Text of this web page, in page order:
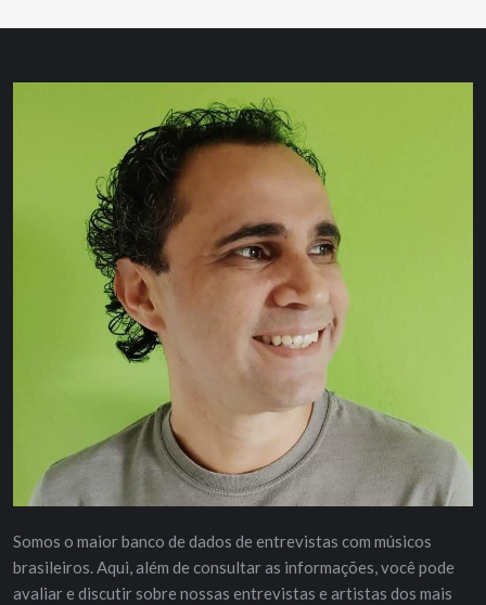
Somos o maior banco de dados de entrevistas com músicos
brasileiros. Aqui, além de consultar as informações, você pode
avaliar e discutir sobre nossas entrevistas e artistas dos mais